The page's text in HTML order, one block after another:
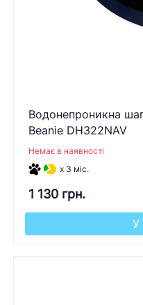
Водонепроникна
Beanie DH322NAV
Немає в наявності
x 3 міс.
1 130 грн.
У